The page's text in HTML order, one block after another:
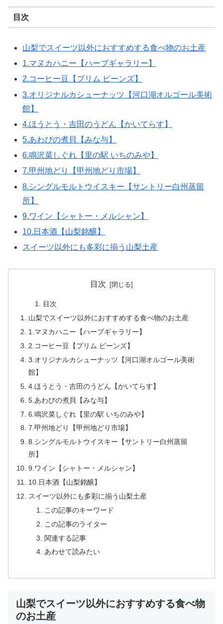
目次
山梨でスイーツ以外におすすめする食べ物のお土産
1.マヌカハニー【ハーブギャラリー】
2.コーヒー豆【プリム ビーンズ】
3.オリジナルカシューナッツ【河口湖オルゴール美術
館】
4.ほうとう・吉田のうどん【かいてらす】
5.あわびの煮貝【みな与】
6.鳴沢菜しぐれ【里の駅 いちのみや】
7.甲州地どり【甲州地どり市場】
8.シングルモルトウイスキー【サントリー白州蒸留
所】
9.ワイン【シャトー・メルシャン】
10.日本酒【山梨銘醸】
スイーツ以外にも多彩に揃う山梨土産
目次
目次
山梨でスイーツ以外におすすめする食べ物のお土産
1.マヌカハニー【ハーブギャラリー】
2.コーヒー豆【プリム ビーンズ】
3.オリジナルカシューナッツ【河口湖オルゴール美術
館】
4.ほうとう・吉田のうどん【かいてらす】
5.あわびの煮貝【みな与】
6.鳴沢菜しぐれ【里の駅 いちのみや】
7.甲州地どり【甲州地どり市場】
8.シングルモルトウイスキー【サントリー白州蒸留
所】
9.ワイン【シャトー・メルシャン】
10.日本酒【山梨銘醸】
スイーツ以外にも多彩に揃う山梨土産
この記事のキーワード
この記事のライター
関連する記事
あわせて読みたい
山梨でスイーツ以外におすすめする食べ物
のお土産